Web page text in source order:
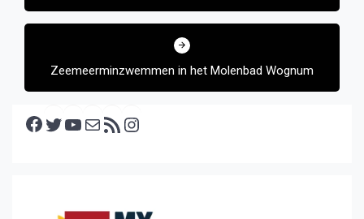
Zeemeerminzwemmen in het Molenbad Wognum
Facebook Twitter YouTube E-mail RSS feed